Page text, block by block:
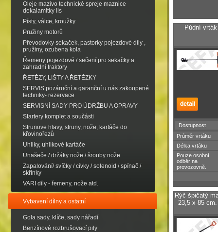
Oleje mazivo technické spreje maznice
dekalamitky lis
Písty, válce, kroužky
Pružiny motorů
Převodovky sekaček, pastorky pojezdové díly ,
pružiny, ozubena kola
Řemeny pojezdové / sečení pro sekačky a
zahradní traktory
ŘETĚZY, LIŠTY A ŘETĚZKY
SERVIS pozáruční a garanční u nás zakoupené
techniky- rezervace
SERVISNÍ SADY PRO ÚDRŽBU A OPRAVY
Startery komplet a součásti
Strunove hlavy, struny, nože, kartáče do
křovinořezů
Uhliky, uhlíkové kartáče
Unašeče / držáky nože / šrouby nože
Zapalování/ svíčky / cívky / solenoid / spínač /
skřínky
VARI díly - řemeny, nože atd.
Vybavení dílny a ostatní
Gola sady, klíče, sady nářadí
Benzínové rozbrušovací pily
Púdní
Dostupnost
Prúměr vrtáku
Délka vrtáku
Pouze osobní
odběr na
provozovně.
Rýč špičatý
23,5 x 85